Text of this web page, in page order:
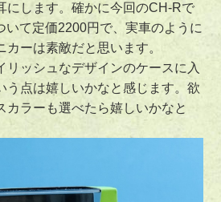
にします。確かに今回のCH-Rで
いて定価2200円で、実車のように
ーは素敵だと思います。
リッシュなデザインのケースに入
う点は嬉しいかなと感じます。欲
カラーも選べたら嬉しいかなと